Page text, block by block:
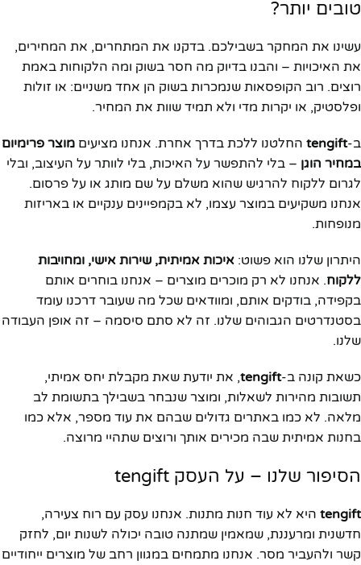
טובים יותר?
עשינו את המחקר בשבילכם. בדקנו את המתחרים, את המחירים,
את האיכויות – והבנו בדיוק מה חסר בשוק ומה הלקוחות באמת
רוצים. רוב הקופסאות שנמכרות בשוק הן אחד משניים: או זולות
ופלסטיק, או יקרות מדי ולא תמיד שוות את המחיר.
ב-tengift החלטנו ללכת בדרך אחרת. אנחנו מציעים מוצר פרימיום
במחיר הוגן – בלי להתפשר על האיכות, בלי לוותר על העיצוב, ובלי
לגרום ללקוח להרגיש שהוא משלם על שם מותג או על פרסום.
אנחנו משקיעים במוצר עצמו, לא בקמפיינים ענקיים או באריזות
מנופחות.
היתרון שלנו הוא פשוט: איכות אמיתית, שירות אישי, ומחויבות
ללקוח. אנחנו לא רק מוכרים מוצרים – אנחנו בוחרים אותם
בקפידה, בודקים אותם, ומוודאים שכל מה שעובר דרכנו עומד
בסטנדרטים הגבוהים שלנו. זה לא סתם סיסמה – זה אופן העבודה
שלנו.
כשאת קונה ב-tengift, את יודעת שאת מקבלת יחס אמיתי,
תשובות מהירות לשאלות, ומוצר שנבחר בשבילך בתשומת לב
מלאה. לא כמו באתרים גדולים שבהם את עוד מספר, אלא כמו
בחנות אמיתית שבה מכירים אותך ורוצים שתהיי מרוצה.
הסיפור שלנו – על העסק tengift
tengift היא לא עוד חנות מתנות. אנחנו עסק עם רוח צעירה,
חדשנית ומרעננת, שמאמין שמתנה טובה יכולה לשנות יום, לחזק
קשר ולהעביר מסר. אנחנו מתמחים במגוון רחב של מוצרים ייחודיים